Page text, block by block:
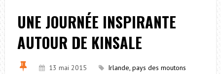
UNE JOURNÉE INSPIRANTE
AUTOUR DE KINSALE
13 mai 2015
Irlande, pays des moutons